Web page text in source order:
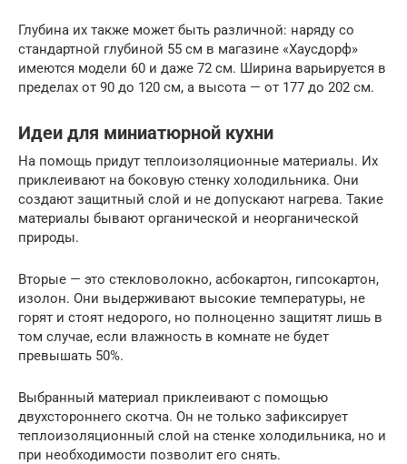
Глубина их также может быть различной: наряду со
стандартной глубиной 55 см в магазине «Хаусдорф»
имеются модели 60 и даже 72 см. Ширина варьируется в
пределах от 90 до 120 см, а высота — от 177 до 202 см.
Идеи для миниатюрной кухни
На помощь придут теплоизоляционные материалы. Их
приклеивают на боковую стенку холодильника. Они
создают защитный слой и не допускают нагрева. Такие
материалы бывают органической и неорганической
природы.
Вторые — это стекловолокно, асбокартон, гипсокартон,
изолон. Они выдерживают высокие температуры, не
горят и стоят недорого, но полноценно защитят лишь в
том случае, если влажность в комнате не будет
превышать 50%.
Выбранный материал приклеивают с помощью
двухстороннего скотча. Он не только зафиксирует
теплоизоляционный слой на стенке холодильника, но и
при необходимости позволит его снять.